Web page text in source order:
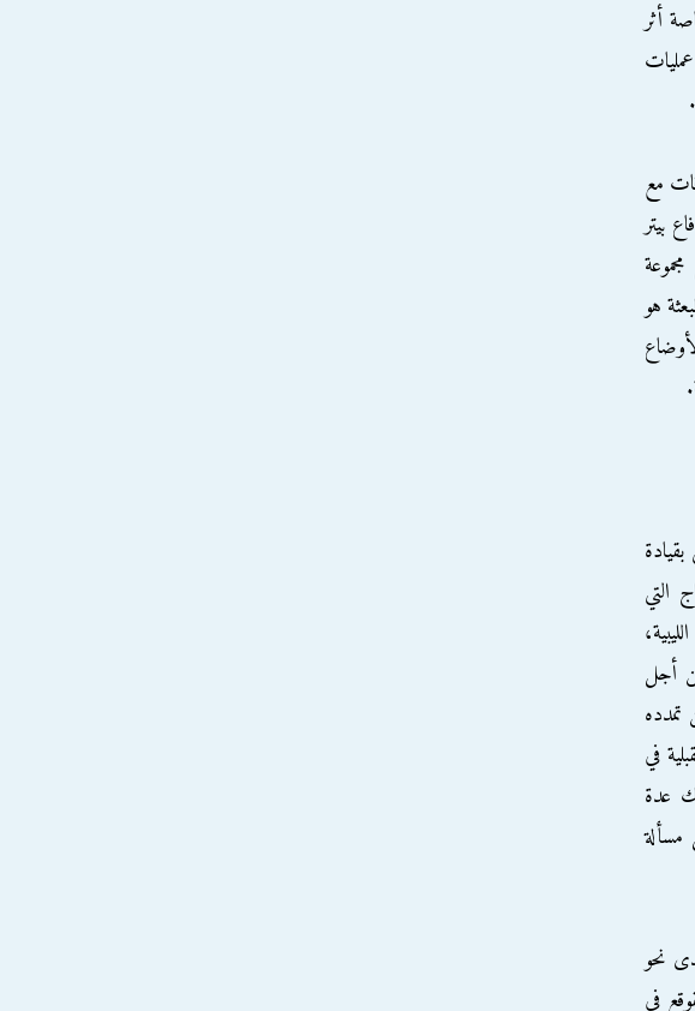
أثر
مع
بيتر
هو
التي
أجل
في
عدة
نحو
في